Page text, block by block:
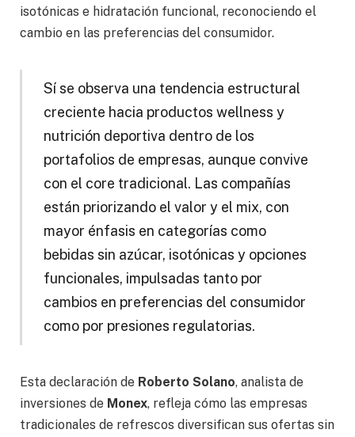
isotónicas e hidratación funcional, reconociendo el
cambio en las preferencias del consumidor.
Sí se observa una tendencia estructural
creciente hacia productos wellness y
nutrición deportiva dentro de los
portafolios de empresas, aunque convive
con el core tradicional. Las compañías
están priorizando el valor y el mix, con
mayor énfasis en categorías como
bebidas sin azúcar, isotónicas y opciones
funcionales, impulsadas tanto por
cambios en preferencias del consumidor
como por presiones regulatorias.
Esta declaración de Roberto Solano, analista de
inversiones de Monex, refleja cómo las empresas
tradicionales de refrescos diversifican sus ofertas sin